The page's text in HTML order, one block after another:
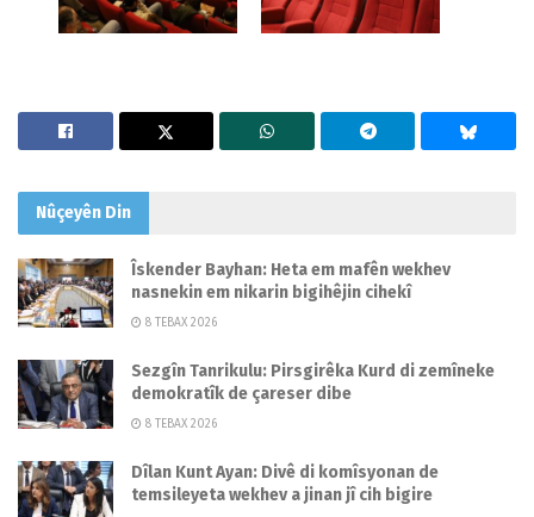
Nûçeyên Din
Îskender Bayhan: Heta em mafên wekhev
nasnekin em nikarin bigihêjin cihekî
8 TEBAX 2026
Sezgîn Tanrikulu: Pirsgirêka Kurd di zemîneke
demokratîk de çareser dibe
8 TEBAX 2026
Dîlan Kunt Ayan: Divê di komîsyonan de
temsileyeta wekhev a jinan jî cih bigire